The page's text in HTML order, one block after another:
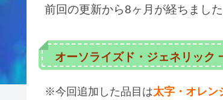
前回の更新から8ヶ月が経ちまし
オーソライズド・ジェネリック
※今回追加した品目は太字・オレン